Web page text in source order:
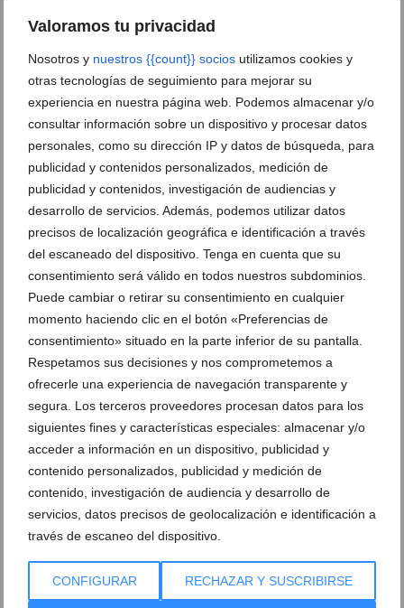
Valoramos tu privacidad
Nosotros y nuestros {{count}} socios utilizamos cookies y
otras tecnologías de seguimiento para mejorar su
experiencia en nuestra página web. Podemos almacenar y/o
consultar información sobre un dispositivo y procesar datos
personales, como su dirección IP y datos de búsqueda, para
publicidad y contenidos personalizados, medición de
publicidad y contenidos, investigación de audiencias y
desarrollo de servicios. Además, podemos utilizar datos
precisos de localización geográfica e identificación a través
del escaneado del dispositivo. Tenga en cuenta que su
consentimiento será válido en todos nuestros subdominios.
Puede cambiar o retirar su consentimiento en cualquier
momento haciendo clic en el botón «Preferencias de
consentimiento» situado en la parte inferior de su pantalla.
Respetamos sus decisiones y nos comprometemos a
ofrecerle una experiencia de navegación transparente y
segura. Los terceros proveedores procesan datos para los
siguientes fines y características especiales: almacenar y/o
acceder a información en un dispositivo, publicidad y
contenido personalizados, publicidad y medición de
contenido, investigación de audiencia y desarrollo de
servicios, datos precisos de geolocalización e identificación a
través de escaneo del dispositivo.
CONFIGURAR RECHAZAR Y SUSCRIBIRSE
Ver sorteos
Newsletter